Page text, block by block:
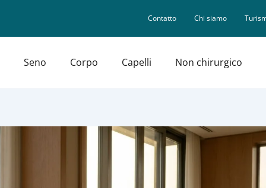
Contatto Chi siamo
Seno Corpo Capelli Non chirurgico